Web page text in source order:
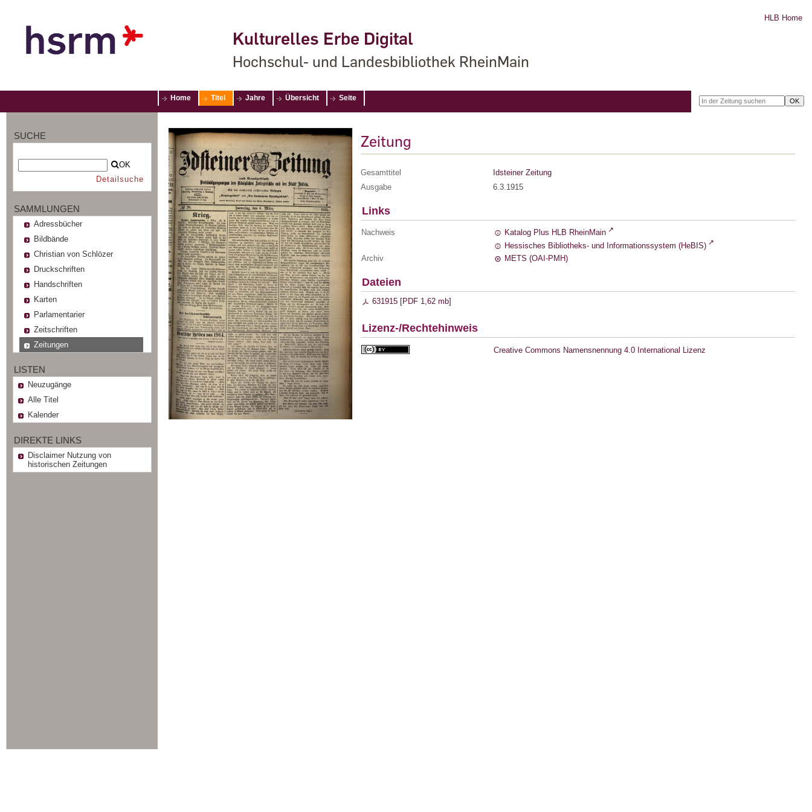
Kulturelles Erbe Digital
Hochschul- und Landesbibliothek RheinMain
HLB Home
Home Titel Jahre Übersicht Seite
SUCHE
OK
Detailsuche
SAMMLUNGEN
Adressbücher
Bildbände
Christian von Schlözer
Druckschriften
Handschriften
Karten
Parlamentarier
Zeitschriften
Zeitungen
LISTEN
Neuzugänge
Alle Titel
Kalender
DIREKTE LINKS
Disclaimer Nutzung von
historischen Zeitungen
Zeitung
Gesamttitel
Idsteiner Zeitung
Ausgabe
6.3.1915
Links
Nachweis
Katalog Plus HLB RheinMain
Hessisches Bibliotheks- und Informationssystem (HeBIS)
Archiv
METS (OAI-PMH)
Dateien
631915 [PDF 1,62 mb]
Lizenz-/Rechtehinweis
Creative Commons Namensnennung 4.0 International Lizenz